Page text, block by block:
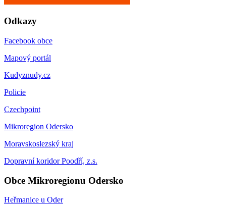
Odkazy
Facebook obce
Mapový portál
Kudyznudy.cz
Policie
Czechpoint
Mikroregion Odersko
Moravskoslezský kraj
Dopravní koridor Poodří, z.s.
Obce Mikroregionu Odersko
Heřmanice u Oder